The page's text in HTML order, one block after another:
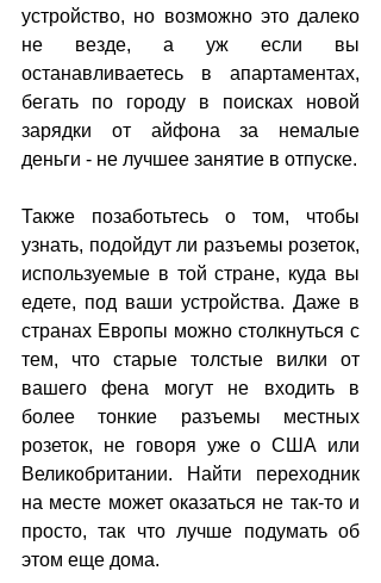
устройство, но возможно это далеко
не везде, а уж если вы
останавливаетесь в апартаментах,
бегать по городу в поисках новой
зарядки от айфона за немалые
деньги - не лучшее занятие в отпуске.
Также позаботьтесь о том, чтобы
узнать, подойдут ли разъемы розеток,
используемые в той стране, куда вы
едете, под ваши устройства. Даже в
странах Европы можно столкнуться с
тем, что старые толстые вилки от
вашего фена могут не входить в
более тонкие разъемы местных
розеток, не говоря уже о США или
Великобритании. Найти переходник
на месте может оказаться не так-то и
просто, так что лучше подумать об
этом еще дома.